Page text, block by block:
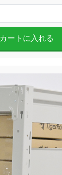
カートに入れる